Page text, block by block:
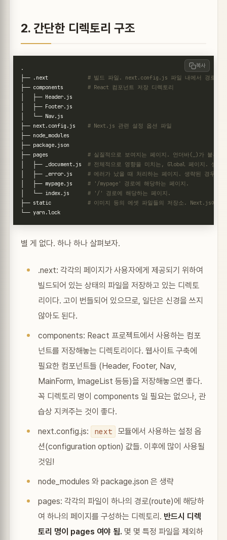
2. 간단한 디렉토리 구조
├── .next # 빌드 파일. next.config.js 파일 내에서 경로 지
├── components # React 컴포넌트 저장 디렉토리
├── next.config.js # Next.js 관련 설정 옵션 파일
├── pages # 실질적으로 보여지는 페이지. 언더바(_)가 붙은
│   ├── _document.js # 전체적으로 영향을 미치는, Global 페이지. 생
│   ├── _error.js # 에러가 났을 때 처리하는 페이지. 생략된 경우
│   ├── mypage.js # '/mypage' 경로에 해당하는 페이지.
│   └── index.js # '/' 경로에 해당하는 페이지.
├── static # 이미지 등의 에셋 파일들의 저장소. Next.js에
복사
별 게 없다. 하나 하나 살펴보자.
.next: 각각의 페이지가 사용자에게 제공되기 위하여
빌드되어 있는 상태의 파일을 저장하고 있는 디렉토
리이다. 고이 번들되어 있으므로, 일단은 신경을 쓰지
않아도 된다.
components: React 프로젝트에서 사용하는 컴포
넌트를 저장해놓는 디렉토리이다. 웹사이트 구축에
필요한 컴포넌트들 (Header, Footer, Nav,
MainForm, ImageList 등등)을 저장해놓으면 좋다.
꼭 디렉토리 명이 components 일 필요는 없으나, 관
습상 지켜주는 것이 좋다.
next.config.js: next
모듈에서 사용하는 설정 옵
션(configuration option) 값들. 이후에 많이 사용될
것임!
node_modules 와 package.json 은 생략
pages: 각각의 파일이 하나의 경로(route)에 해당하
여 하나의 페이지를 구성하는 디렉토리. 반드시 디렉
토리 명이 pages 여야 됨. 몇 몇 특정 파일을 제외하